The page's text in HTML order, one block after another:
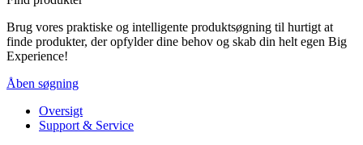
Brug vores praktiske og intelligente produktsøgning til hurtigt at
finde produkter, der opfylder dine behov og skab din helt egen Big
Experience!
Åben søgning
Oversigt
Support & Service